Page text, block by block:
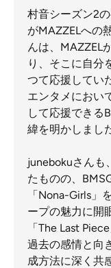
村音シーズン2
がMAZZELへの
んは、MAZZEL
り、そこに自分
つて応援してい
エンタメにおい
して応援できる
緯を明かしまし
junebokuさんも
たものの、
「Nona-Girls」
ープの魅力に開
「The Last
過去の感情と向
成方法に深く共